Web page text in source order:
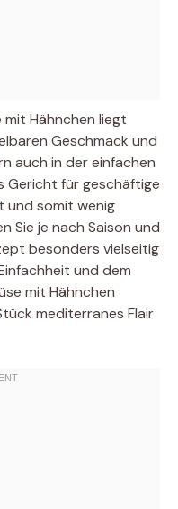
Hähnchen liegt
Geschmack und
auch in der einfachen
Gericht für geschäftige
und somit wenig
Sie je nach Saison und
besonders vielseitig
und dem
mit Hähnchen
mediterranes Flair